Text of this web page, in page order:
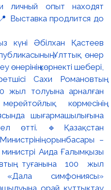
личный опыт находят
Выставка продлится до